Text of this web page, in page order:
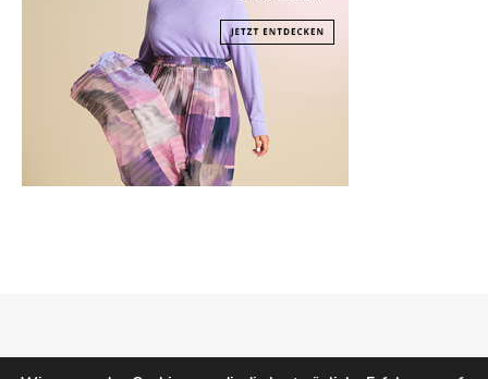
Copyright © 2026 Mode Klassiker Impressum Datenschutz